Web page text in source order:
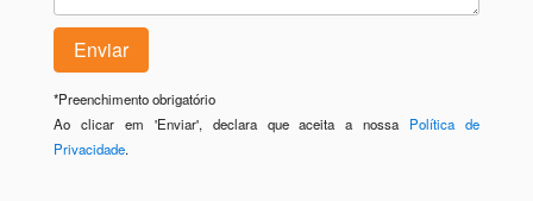
*Preenchimento obrigatório
Ao clicar em 'Enviar', declara que aceita a nossa Política de
Privacidade.